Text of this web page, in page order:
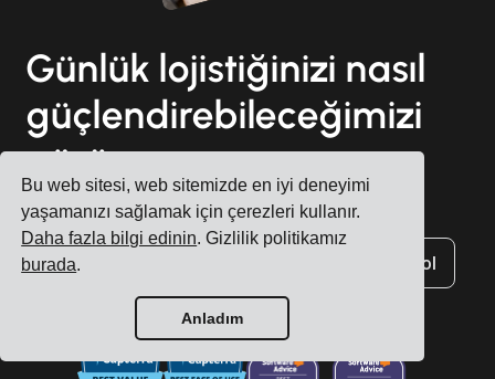
Bu web sitesi, web sitemizde en iyi deneyimi
yaşamanızı sağlamak için çerezleri kullanır.
Daha fazla bilgi edinin. Gizlilik politikamız
burada.
Anladım
Günlük lojistiğinizi nasıl
güçlendirebileceğimizi
görün
Hesap oluştur Ücretsiz demo için kaydol